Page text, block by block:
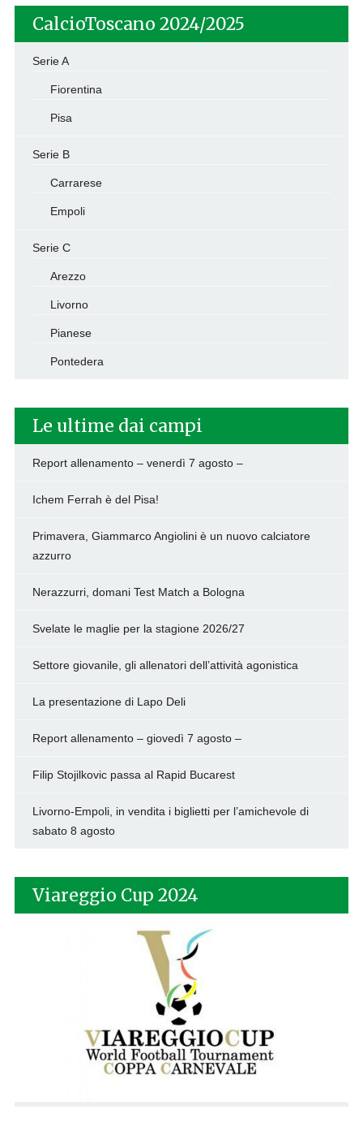
CalcioToscano 2024/2025
Serie A
Fiorentina
Pisa
Serie B
Carrarese
Empoli
Serie C
Arezzo
Livorno
Pianese
Pontedera
Le ultime dai campi
Report allenamento – venerdì 7 agosto –
Ichem Ferrah è del Pisa!
Primavera, Giammarco Angiolini è un nuovo calciatore
azzurro
Nerazzurri, domani Test Match a Bologna
Svelate le maglie per la stagione 2026/27
Settore giovanile, gli allenatori dell’attività agonistica
La presentazione di Lapo Deli
Report allenamento – giovedì 7 agosto –
Filip Stojilkovic passa al Rapid Bucarest
Livorno-Empoli, in vendita i biglietti per l’amichevole di
sabato 8 agosto
Viareggio Cup 2024